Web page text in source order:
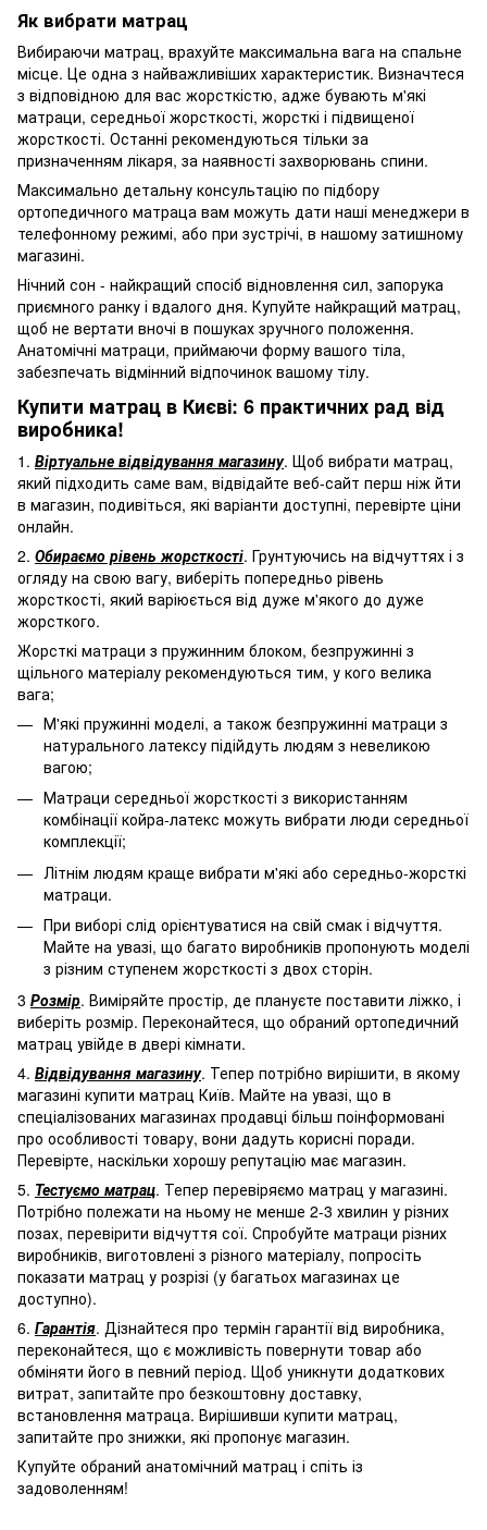
Як вибрати матрац
Вибираючи матрац, врахуйте максимальна вага на спальне
місце. Це одна з найважливіших характеристик. Визначтеся
з відповідною для вас жорсткістю, адже бувають м'які
матраци, середньої жорсткості, жорсткі і підвищеної
жорсткості. Останні рекомендуються тільки за
призначенням лікаря, за наявності захворювань спини.
Максимально детальну консультацію по підбору
ортопедичного матраца вам можуть дати наші менеджери в
телефонному режимі, або при зустрічі, в нашому затишному
магазині.
Нічний сон - найкращий спосіб відновлення сил, запорука
приємного ранку і вдалого дня. Купуйте найкращий матрац,
щоб не вертати вночі в пошуках зручного положення.
Анатомічні матраци, приймаючи форму вашого тіла,
забезпечать відмінний відпочинок вашому тілу.
Купити матрац в Києві: 6 практичних рад від
виробника!
1. Віртуальне відвідування магазину. Щоб вибрати матрац,
який підходить саме вам, відвідайте веб-сайт перш ніж йти
в магазин, подивіться, які варіанти доступні, перевірте ціни
онлайн.
2. Обираємо рівень жорсткості. Грунтуючись на відчуттях і з
огляду на свою вагу, виберіть попередньо рівень
жорсткості, який варіюється від дуже м'якого до дуже
жорсткого.
Жорсткі матраци з пружинним блоком, безпружинні з
щільного матеріалу рекомендуються тим, у кого велика
вага;
М'які пружинні моделі, а також безпружинні матраци з
натурального латексу підійдуть людям з невеликою
вагою;
Матраци середньої жорсткості з використанням
комбінації койра-латекс можуть вибрати люди середньої
комплекції;
Літнім людям краще вибрати м'які або середньо-жорсткі
матраци.
При виборі слід орієнтуватися на свій смак і відчуття.
Майте на увазі, що багато виробників пропонують моделі
з різним ступенем жорсткості з двох сторін.
3 Розмір. Виміряйте простір, де плануєте поставити ліжко, і
виберіть розмір. Переконайтеся, що обраний ортопедичний
матрац увійде в двері кімнати.
4. Відвідування магазину. Тепер потрібно вирішити, в якому
магазині купити матрац Київ. Майте на увазі, що в
спеціалізованих магазинах продавці більш поінформовані
про особливості товару, вони дадуть корисні поради.
Перевірте, наскільки хорошу репутацію має магазин.
5. Тестуємо матрац. Тепер перевіряємо матрац у магазині.
Потрібно полежати на ньому не менше 2-3 хвилин у різних
позах, перевірити відчуття сої. Спробуйте матраци різних
виробників, виготовлені з різного матеріалу, попросіть
показати матрац у розрізі (у багатьох магазинах це
доступно).
6. Гарантія. Дізнайтеся про термін гарантії від виробника,
переконайтеся, що є можливість повернути товар або
обміняти його в певний період. Щоб уникнути додаткових
витрат, запитайте про безкоштовну доставку,
встановлення матраца. Вирішивши купити матрац,
запитайте про знижки, які пропонує магазин.
Купуйте обраний анатомічний матрац і спіть із
задоволенням!